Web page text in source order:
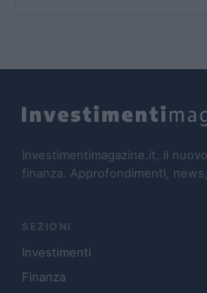
Investimentimagazine.it, il
finanza. Approfondimenti,
SEZIONI
Investimenti
Finanza